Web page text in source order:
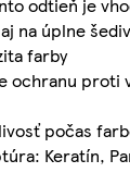
na úplne
farby
ochranu proti
počas
Keratín,